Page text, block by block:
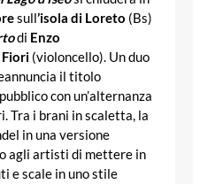
sull’isola di Loreto (Bs)
di Enzo
(violoncello). Un duo
il titolo
con un’alternanza
Tra i brani in scaletta, la
in una versione
agli artisti di mettere in
e scale in uno stile